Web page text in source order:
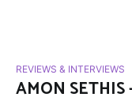
REVIEWS & INTERVIEWS
AMON